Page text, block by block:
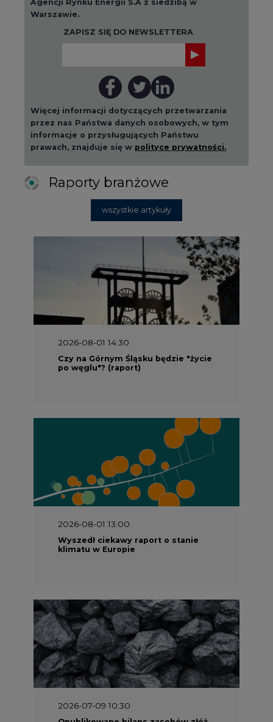
Warszawie.
ZAPISZ SIĘ DO NEWSLETTERA
Więcej informacji dotyczących przetwarzania
przez nas Państwa danych osobowych, w tym
informacje o przysługujących Państwu
prawach, znajduje się w polityce prywatności.
Raporty branżowe
wszystkie artykuły
2026-08-01 14:30
Czy na Górnym Śląsku będzie "życie
po węglu"? (raport)
2026-08-01 13:00
Wyszedł ciekawy raport o stanie
klimatu w Europie
2026-07-09 10:30